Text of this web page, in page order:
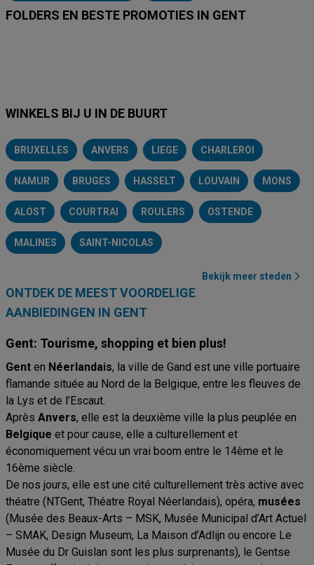
FOLDERS EN BESTE PROMOTIES IN GENT
WINKELS BIJ U IN DE BUURT
BRUXELLES ANVERS LIEGE CHARLEROI
NAMUR BRUGES HASSELT LOUVAIN MONS
ALOST COURTRAI ROULERS OSTENDE
MALINES SAINT-NICOLAS
Bekijk meer steden
ONTDEK DE MEEST VOORDELIGE
AANBIEDINGEN IN GENT
Gent: Tourisme, shopping et bien plus!
Gent en Néerlandais, la ville de Gand est une ville portuaire
flamande située au Nord de la Belgique, entre les fleuves de
la Lys et de l’Escaut.
Après Anvers, elle est la deuxième ville la plus peuplée en
Belgique et pour cause, elle a culturellement et
économiquement vécu un vrai boom entre le 14ème et le
16ème siècle.
De nos jours, elle est une cité culturellement très active avec
théatre (NTGent, Théatre Royal Néerlandais), opéra, musées
(Musée des Beaux-Arts – MSK, Musée Municipal d’Art Actuel
– SMAK, Design Museum, La Maison d’Adlijn ou encore Le
Musée du Dr Guislan sont les plus surprenants), le Gentse